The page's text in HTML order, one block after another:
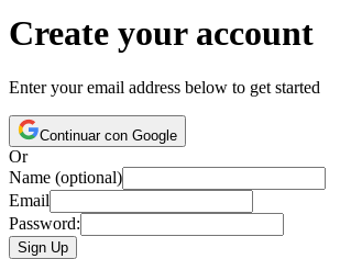
Create your account
Enter your email address below to get started
Continuar con Google
Or
Name (optional)
Email
Password:
Sign Up